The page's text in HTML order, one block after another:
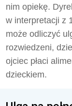
nim opiekę.
w interpretacji z
może odliczyć
rozwiedzeni,
ojciec płaci
dzieckiem.